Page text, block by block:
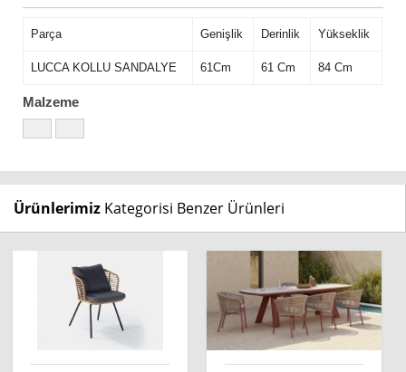
Parça Genişlik Derinlik Yükseklik
LUCCA KOLLU SANDALYE 61Cm 61 Cm 84 Cm
Malzeme
Ürünlerimiz Kategorisi Benzer Ürünleri